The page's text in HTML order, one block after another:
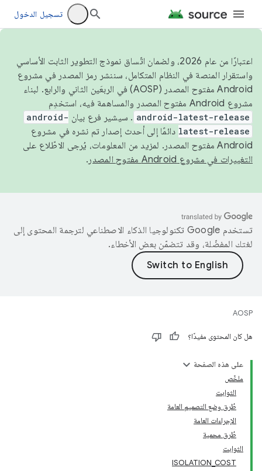
تسجيل الدخول
اعتبارًا من عام 2026، ولضمان اتّساق نموذج التطوير الثابت الأساسي
واستقرار المنصة في النظام المتكامل، سننشر رمز المصدر في مشروع
Android مفتوح المصدر (AOSP) في الربعَين الثاني والرابع. لبناء
مشروع Android مفتوح المصدر والمساهمة فيه، استخدِم
android-latest-release . سيشير فرع بيان android-
latest-release دائمًا إلى أحدث إصدار تم نشره في مشروع
Android مفتوح المصدر. لمزيد من المعلومات، يُرجى الاطّلاع على
التغييرات في مشروع Android مفتوح المصدر
.
تستخدم Google تكنولوجيا الذكاء الاصطناعي لترجمة المحتوى إلى
لغتك المفضّلة، وقد تتضمّن بعض الأخطاء.
AOSP
هل كان المحتوى مفيدًا؟
على هذه الصفحة
ملخّص
الثوابت
طُرق وضع التصميم العامة
الإجراءات العامة
طُرق محمية
الثوابت
ISOLATION_COST